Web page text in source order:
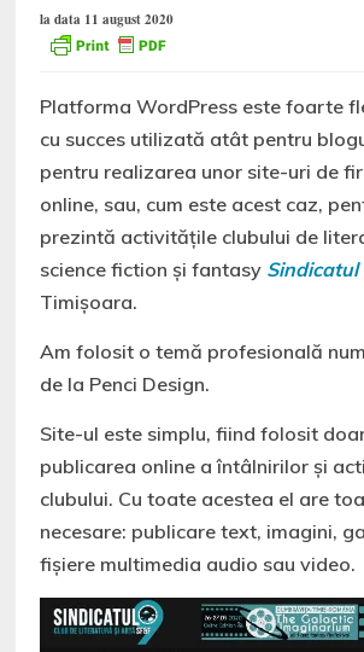
la data 11 august 2020
Platforma WordPress este foarte
cu succes utilizată atât pentru
pentru realizarea unor site-uri de
online, sau, cum este acest caz,
prezintă activitățile clubului de
science fiction și fantasy Sindicatul
Timișoara.
Am folosit o temă profesională
de la Penci Design.
Site-ul este simplu, fiind folosit
publicarea online a întâlnirilor și
clubului. Cu toate acestea el are
necesare: publicare text, imagini,
fișiere multimedia audio sau video.